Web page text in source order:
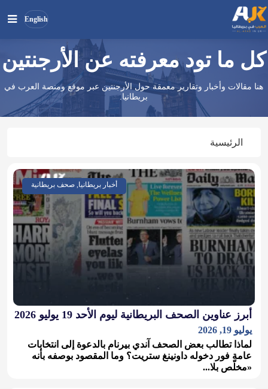
English
ابحث
الموقع
بحث
كل ما تود معرفته عن الأرجنتين
هنا مقالات وأخبار وتقارير معمقة حول الأرجنتين عبر موقع ومنصة العرب في
بريطانيا.
الرئيسية
أخبار بريطانيا, صحف بريطانية
أبرز عناوين الصحف البريطانية ليوم الأحد 19 يوليو 2026
يوليو 19, 2026
لماذا تطالب بعض الصحف آندي بيرنام بالدعوة إلى انتخابات
عامة فور دخوله داونينغ ستريت؟ وما المقصود بوصفه بأنه
«مخلّص بلا...